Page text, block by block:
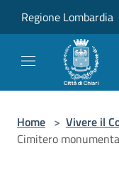
Regione Lombardia
Home > Vivere il
Cimitero